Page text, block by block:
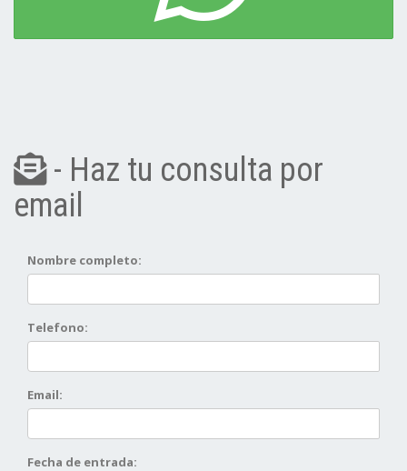
- Haz tu consulta por
email
Nombre completo:
Telefono:
Email:
Fecha de entrada: